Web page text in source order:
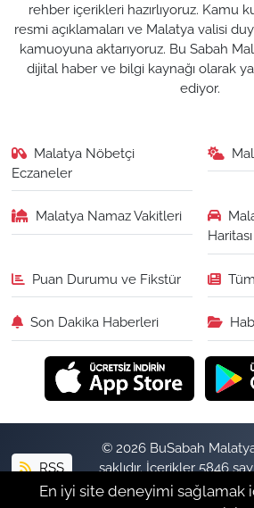
rehber içerikleri hazırlıyoruz. Kamu
resmi açıklamaları ve Malatya valisi
kamuoyuna aktarıyoruz. Bu Sabah
dijital haber ve bilgi kaynağı olarak
ediyor.
Malatya Nöbetçi
Eczaneler
Malatya Namaz Vakitleri
Haritası
Puan Durumu ve Fikstür
Son Dakika Haberleri
RSS
© 2026 BuSabah
saklıdır. İçerikler 5846
izinsiz
En iyi site deneyimi sağlamak